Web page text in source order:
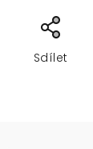
Sdílet